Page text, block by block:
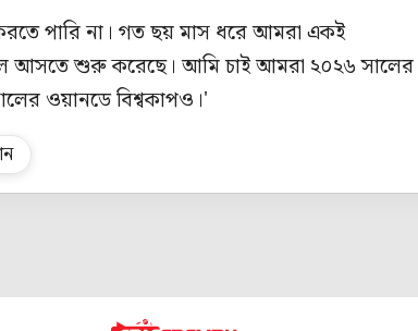
পারি না। গত ছয় মাস ধরে আমরা একই
আসতে শুরু করেছে। আমি চাই আমরা ২০২৬ সালের
ওয়ানডে বিশ্বকাপও।'